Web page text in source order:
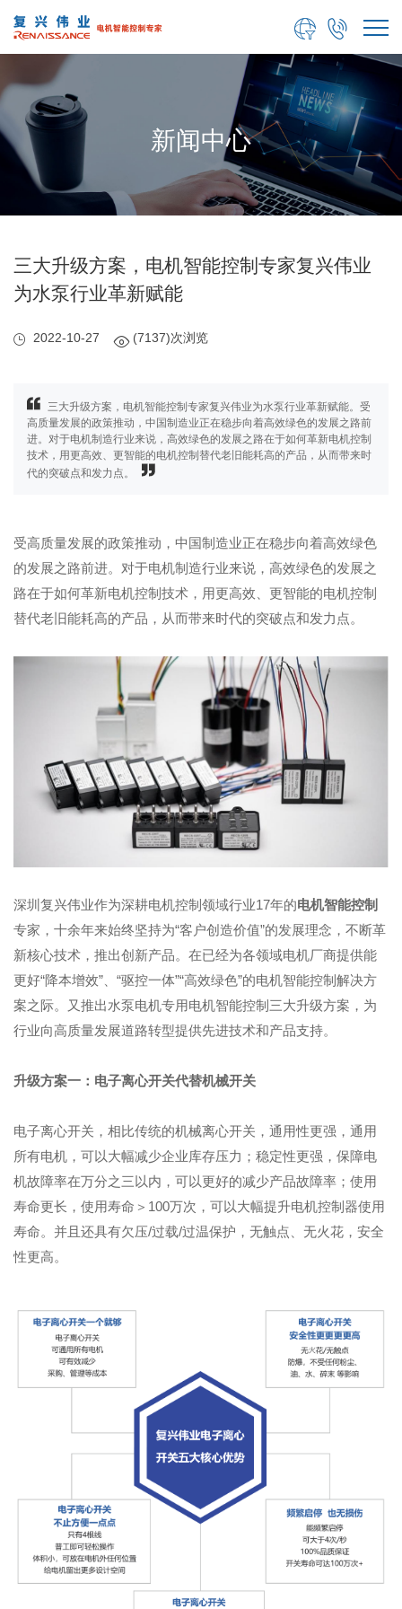


新闻中心
三大升级方案，电机智能控制专家复兴伟业
为水泵行业革新赋能
2022-10-27 (7137)次浏览
三大升级方案，电机智能控制专家复兴伟业为水泵行业革新赋能。受
高质量发展的政策推动，中国制造业正在稳步向着高效绿色的发展之路前
进。对于电机制造行业来说，高效绿色的发展之路在于如何革新电机控制
技术，用更高效、更智能的电机控制替代老旧能耗高的产品，从而带来时
代的突破点和发力点。
受高质量发展的政策推动，中国制造业正在稳步向着高效绿色
的发展之路前进。对于电机制造行业来说，高效绿色的发展之
路在于如何革新电机控制技术，用更高效、更智能的电机控制
替代老旧能耗高的产品，从而带来时代的突破点和发力点。
深圳复兴伟业作为深耕电机控制领域行业17年的电机智能控制
专家，十余年来始终坚持为“客户创造价值”的发展理念，不断革
新核心技术，推出创新产品。在已经为各领域电机厂商提供能
更好“降本增效”、“驱控一体”“高效绿色”的电机智能控制解决方
案之际。又推出水泵电机专用电机智能控制三大升级方案，为
行业向高质量发展道路转型提供先进技术和产品支持。
升级方案一：电子离心开关代替机械开关
电子离心开关，相比传统的机械离心开关，通用性更强，通用
所有电机，可以大幅减少企业库存压力；稳定性更强，保障电
机故障率在万分之三以内，可以更好的减少产品故障率；使用
寿命更长，使用寿命＞100万次，可以大幅提升电机控制器使用
寿命。并且还具有欠压/过载/过温保护，无触点、无火花，安全
性更高。